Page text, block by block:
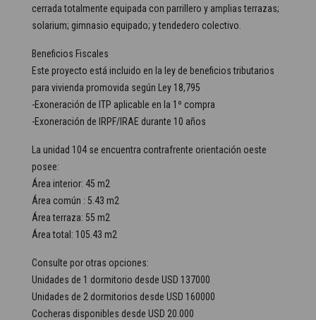
cerrada totalmente equipada con parrillero y amplias terrazas;
solarium; gimnasio equipado; y tendedero colectivo.
Beneficios Fiscales
Este proyecto está incluido en la ley de beneficios tributarios
para vivienda promovida según Ley 18,795
-Exoneración de ITP aplicable en la 1º compra
-Exoneración de IRPF/IRAE durante 10 años
La unidad 104 se encuentra contrafrente orientación oeste
posee:
Área interior: 45 m2
Área común : 5.43 m2
Área terraza: 55 m2
Área total: 105.43 m2
Consulte por otras opciones:
Unidades de 1 dormitorio desde USD 137000
Unidades de 2 dormitorios desde USD 160000
Cocheras disponibles desde USD 20.000